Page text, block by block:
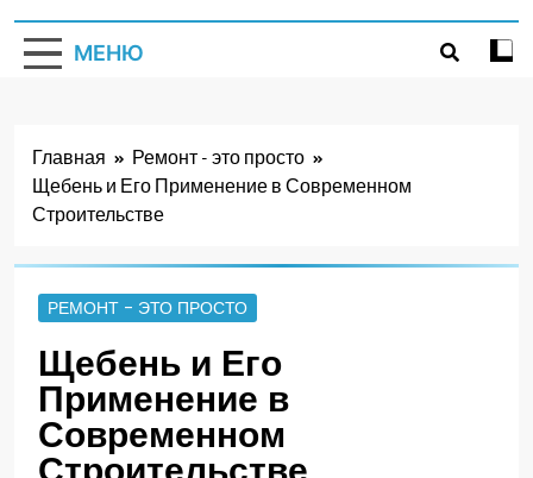
МЕНЮ
Главная
Ремонт - это просто
Щебень и Его Применение в Современном
Строительстве
РЕМОНТ - ЭТО ПРОСТО
Щебень и Его
Применение в
Современном